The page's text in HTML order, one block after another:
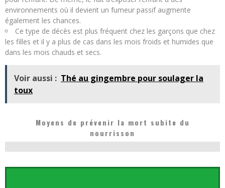
environnements où il devient un fumeur passif augmente
également les chances.
Ce type de décès est plus fréquent chez les garçons que chez
les filles et il y a plus de cas dans les mois froids et humides que
dans les mois chauds et secs.
Voir aussi : Thé au gingembre pour soulager la
toux
Moyens de prévenir la mort subite du
nourrisson